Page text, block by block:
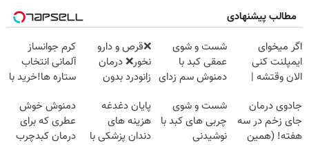
مطالب پیشنهادی
اگر میخوای
ایمپلنت کنی
الان وقتشه |
میلیون تومان!!!
شست و شوی
عمقی کبد با
دمنوش سم زدای
❌قرص‌ و دارو
نخور❌ درمان
زانودرد بدون
کرم جوانساز
آلمانی انتخاب
ستاره ها!خرید با
جادوی درمان
جای زخم در سه
هفته! (همین
شست و شوی
چربی های کبد با
نوشیدنی
پایان دغدغه
هزینه های
دندان پزشکی با
دمنوش خوش
عطری که برای
درمان کبدچرب